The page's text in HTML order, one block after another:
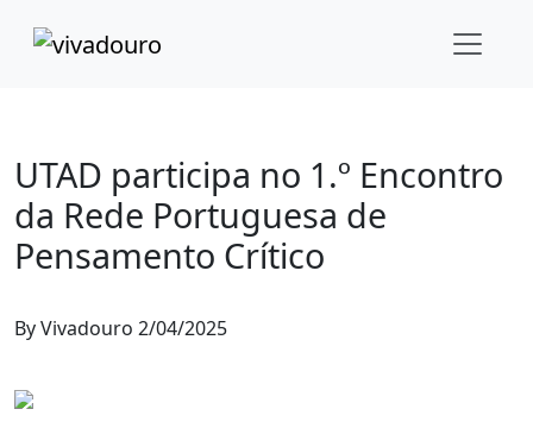
UTAD participa no 1.º Encontro
da Rede Portuguesa de
Pensamento Crítico
ByVivadouro 2/04/2025